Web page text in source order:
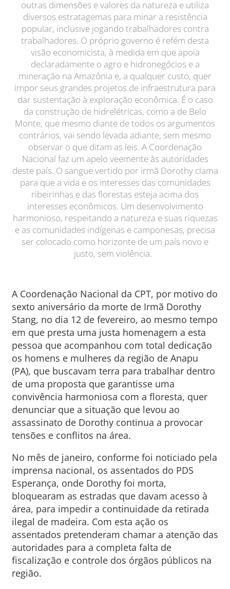
outras dimensões e valores da natureza e utiliza
diversos estratagemas para minar a resistência
popular, inclusive jogando trabalhadores contra
trabalhadores. O próprio governo é refém desta
visão economicista, à medida em que apoia
declaradamente o agro e hidronegócios e a
mineração na Amazônia e, a qualquer custo, quer
impor seus grandes projetos de infraestrutura para
dar sustentação à exploração econômica. É o caso
da construção de hidrelétricas, como a de Belo
Monte, que mesmo diante de todos os argumentos
contrários, vai sendo levada adiante, sem mesmo
observar o que ditam as leis. A Coordenação
Nacional faz um apelo veemente às autoridades
deste país. O sangue vertido por irmã Dorothy clama
para que a vida e os interesses das comunidades
ribeirinhas e das florestas esteja acima dos
interesses econômicos. Um desenvolvimento
harmonioso, respeitando a natureza e suas riquezas
e as comunidades indígenas e camponesas, precisa
ser colocado como horizonte de um país novo e
justo, sem violência.
A Coordenação Nacional da CPT, por motivo do
sexto aniversário da morte de Irmã Dorothy
Stang, no dia 12 de fevereiro, ao mesmo tempo
em que presta uma justa homenagem a esta
pessoa que acompanhou com total dedicação
os homens e mulheres da região de Anapu
(PA), que buscavam terra para trabalhar dentro
de uma proposta que garantisse uma
convivência harmoniosa com a floresta, quer
denunciar que a situação que levou ao
assassinato de Dorothy continua a provocar
tensões e conflitos na área.
No mês de janeiro, conforme foi noticiado pela
imprensa nacional, os assentados do PDS
Esperança, onde Dorothy foi morta,
bloquearam as estradas que davam acesso à
área, para impedir a continuidade da retirada
ilegal de madeira. Com esta ação os
assentados pretenderam chamar a atenção das
autoridades para a completa falta de
fiscalização e controle dos órgãos públicos na
região.